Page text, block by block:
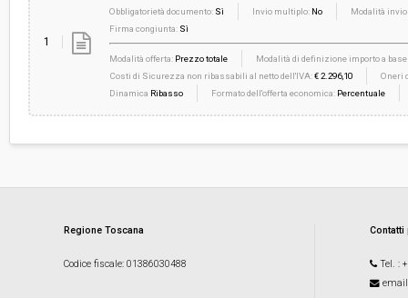
1
Obbligatorietà documento: Sì Invio multiplo: No
Modalità
Firma congiunta: Sì
Modalità offerta: Prezzo totale
Modalità di definizione importo a base
Costi di Sicurezza non ribassabili al netto dell'IVA:€ 2.296,10
Oneri
Dinamica Ribasso Formato dell'offerta economica: Percentuale
Regione Toscana
Codice fiscale: 01386030488 Tel. :
email